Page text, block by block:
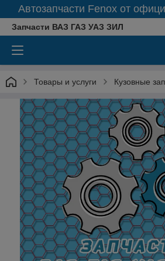
Автозапчасти Fenox от
Запчасти ВАЗ ГАЗ УАЗ ЗИЛ
Товары и услуги Кузовные